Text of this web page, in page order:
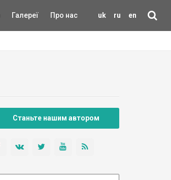
uk ru en
Галереї Про нас
Станьте нашим автором